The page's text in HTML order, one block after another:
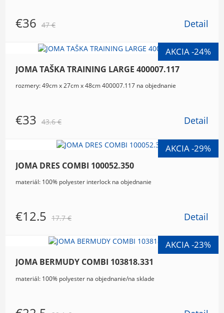
€36 47 € Detail
JOMA TAŠKA TRAINING LARGE 400007.117
rozmery: 49cm x 27cm x 48cm 400007.117 na objednanie
€33 43.6 € Detail
JOMA DRES COMBI 100052.350
materiál: 100% polyester interlock na objednanie
€12.5 17.7 € Detail
JOMA BERMUDY COMBI 103818.331
materiál: 100% polyester na objednanie/na sklade